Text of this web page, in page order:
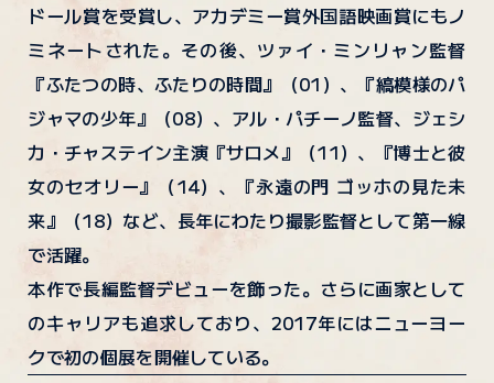
ドール賞を受賞し、アカデミー賞外国語映画賞にもノ
ミネートされた。その後、ツァイ・ミンリャン監督
『ふたつの時、ふたりの時間』（01）、『縞模様のパ
ジャマの少年』（08）、アル・パチーノ監督、ジェシ
カ・チャステイン主演『サロメ』（11）、『博士と彼
女のセオリー』（14）、『永遠の門 ゴッホの見た未
来』（18）など、長年にわたり撮影監督として第一線
で活躍。
本作で長編監督デビューを飾った。さらに画家として
のキャリアも追求しており、2017年にはニューヨー
クで初の個展を開催している。